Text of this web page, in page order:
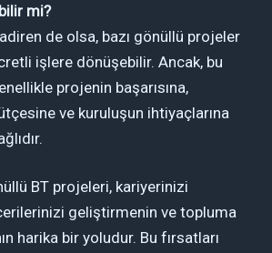
mi?
de olsa, bazı gönüllü projeler
işlere dönüşebilir. Ancak, bu
projenin başarısına,
ve kuruluşun ihtiyaçlarına
BT projeleri, kariyerinizi
geliştirmenin ve topluma
harika bir yoludur. Bu fırsatları